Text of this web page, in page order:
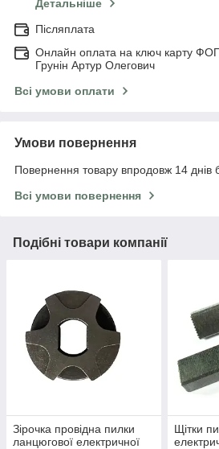
Детальніше
Післяплата
Онлайн оплата на ключ карту
Грунін Артур Олегович
Всі умови оплати
Умови повернення
Повернення товару впродовж 14 днів
Всі умови повернення
Подібні товари компанії
Зірочка провідна пилки
ланцюгової електричної
Щітки